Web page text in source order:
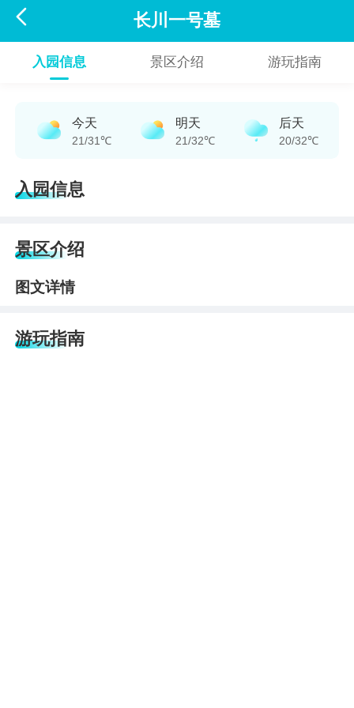
 长川一号墓
入园信息 景区介绍 游玩指南
今天
21/31℃
明天
21/32℃
后天
20/32℃
入园信息
景区介绍
图文详情
游玩指南